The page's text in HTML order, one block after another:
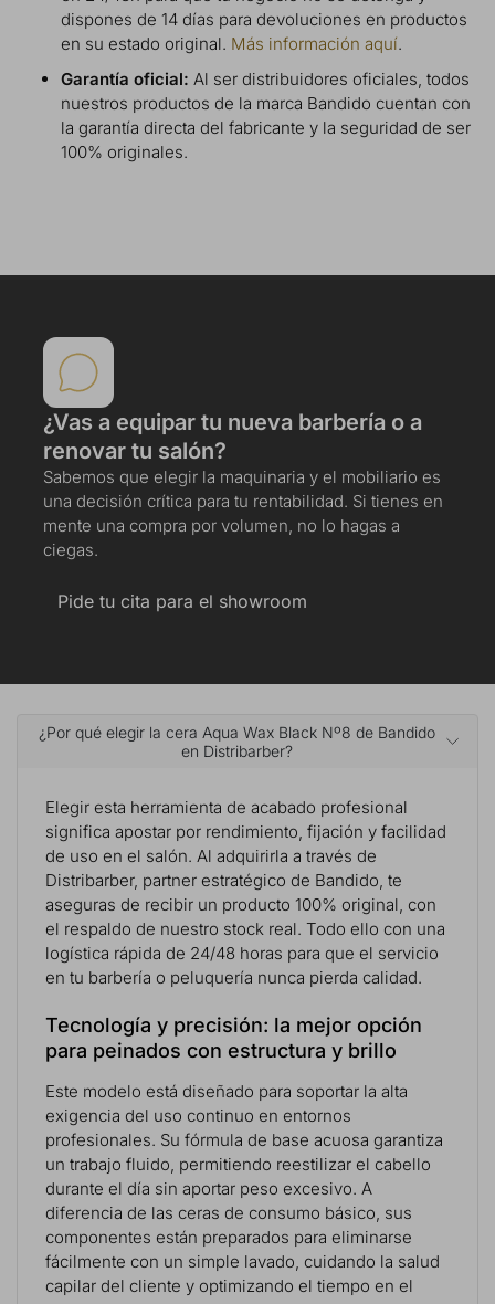
dispones de 14 días para devoluciones en productos
en su estado original. Más información aquí.
Garantía oficial: Al ser distribuidores oficiales, todos
nuestros productos de la marca Bandido cuentan con
la garantía directa del fabricante y la seguridad de ser
100% originales.
¿Vas a equipar tu nueva barbería o a
renovar tu salón?
Sabemos que elegir la maquinaria y el mobiliario es
una decisión crítica para tu rentabilidad. Si tienes en
mente una compra por volumen, no lo hagas a
ciegas.
Pide tu cita para el showroom
¿Por qué elegir la cera Aqua Wax Black Nº8 de Bandido
en Distribarber?
Elegir esta herramienta de acabado profesional
significa apostar por rendimiento, fijación y facilidad
de uso en el salón. Al adquirirla a través de
Distribarber, partner estratégico de Bandido, te
aseguras de recibir un producto 100% original, con
el respaldo de nuestro stock real. Todo ello con una
logística rápida de 24/48 horas para que el servicio
en tu barbería o peluquería nunca pierda calidad.
Tecnología y precisión: la mejor opción
para peinados con estructura y brillo
Este modelo está diseñado para soportar la alta
exigencia del uso continuo en entornos
profesionales. Su fórmula de base acuosa garantiza
un trabajo fluido, permitiendo reestilizar el cabello
durante el día sin aportar peso excesivo. A
diferencia de las ceras de consumo básico, sus
componentes están preparados para eliminarse
fácilmente con un simple lavado, cuidando la salud
capilar del cliente y optimizando el tiempo en el